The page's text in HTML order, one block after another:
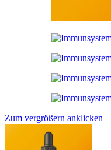
Zum vergrößern anklicken